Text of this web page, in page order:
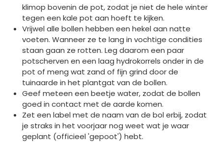
klimop bovenin de pot, zodat je niet de hele winter
tegen een kale pot aan hoeft te kijken.
Vrijwel alle bollen hebben een hekel aan natte
voeten. Wanneer ze te lang in vochtige condities
staan gaan ze rotten. Leg daarom een paar
potscherven en een laag hydrokorrels onder in de
pot of meng wat zand of fijn grind door de
tuinaarde in het plantgat van de bollen.
Geef meteen een beetje water, zodat de bollen
goed in contact met de aarde komen.
Zet een label met de naam van de bol erbij, zodat
je straks in het voorjaar nog weet wat je waar
geplant (officieel 'gepoot') hebt.